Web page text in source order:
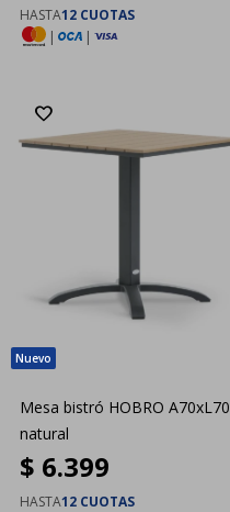
HASTA12 CUOTAS
|
|
Mesa bistró HOBRO A70xL70
natural
$ 6.399
HASTA12 CUOTAS